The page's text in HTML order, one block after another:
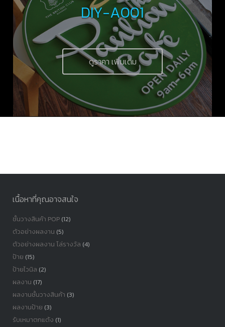
DIY-A001
ดูราคา เพิ่มเติม
เนื้อหาที่คุณอาจสนใจ
ชั้นวางสินค้า POP(12)
ตัวอย่างผลงาน (5)
ตัวอย่างผลงาน โล่รางวัล (4)
ป้าย (15)
ป้ายไวนิล (2)
ผลงาน (17)
ผลงานชั้นวางสินค้า (3)
ผลงานป้าย (3)
รับเหมาตกแต้ง (1)